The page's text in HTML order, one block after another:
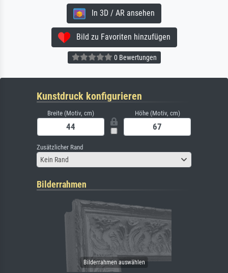
In 3D / AR ansehen
Bild zu Favoriten hinzufügen
0 Bewertungen
Kunstdruck konfigurieren
Breite (Motiv, cm) Höhe (Motiv, cm)
Zusätzlicher Rand
Kein Rand
Bilderrahmen